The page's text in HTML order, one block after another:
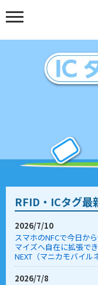
RFID・ICタグ最
2026/7/10
スマホのNFCで今日か
マイズへ自在に拡張で
NEXT（マニカモバイル
2026/7/8